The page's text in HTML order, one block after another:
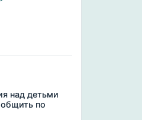
над детьми
по